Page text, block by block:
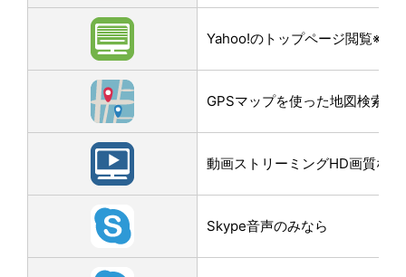
Yahoo!のトップページ閲覧
GPSマップを使った地図検索な
動画ストリーミングHD画質なら
Skype音声のみなら